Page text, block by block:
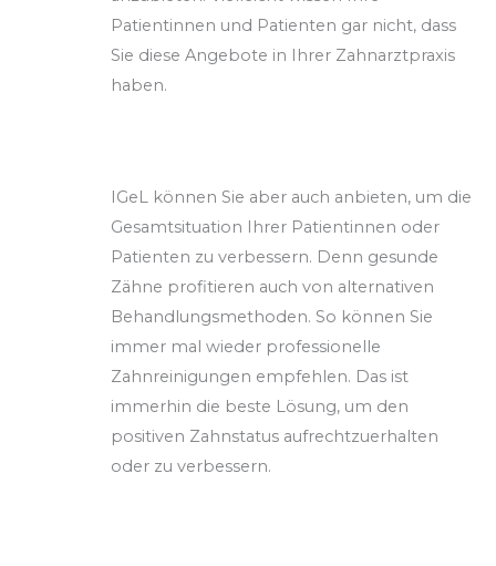
Patientinnen und Patienten gar nicht, dass
Sie diese Angebote in Ihrer Zahnarztpraxis
haben.
IGeL können Sie aber auch anbieten, um die
Gesamtsituation Ihrer Patientinnen oder
Patienten zu verbessern. Denn gesunde
Zähne profitieren auch von alternativen
Behandlungsmethoden. So können Sie
immer mal wieder professionelle
Zahnreinigungen empfehlen. Das ist
immerhin die beste Lösung, um den
positiven Zahnstatus aufrechtzuerhalten
oder zu verbessern.